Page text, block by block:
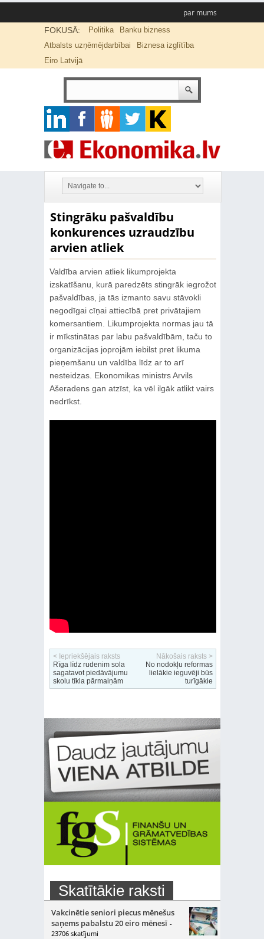
par mums
FOKUSĀ: Politika
Banku bizness
Atbalsts uzņēmējdarbībai
Biznesa izglītība
Eiro Latvijā
Stingrāku pašvaldību
konkurences uzraudzību
arvien atliek
Valdība arvien atliek likumprojekta
izskatīšanu, kurā paredzēts stingrāk iegrožot
pašvaldības, ja tās izmanto savu stāvokli
negodīgai cīņai attiecībā pret privātajiem
komersantiem. Likumprojekta normas jau tā
ir mīkstinātas par labu pašvaldībām, taču to
organizācijas joprojām iebilst pret likuma
pieņemšanu un valdība līdz ar to arī
nesteidzas. Ekonomikas ministrs Arvils
Ašeradens gan atzīst, ka vēl ilgāk atlikt vairs
nedrīkst.
< Iepriekšējais raksts
Rīga līdz rudenim sola
sagatavot piedāvājumu
skolu tīkla pārmaiņām
Nākošais raksts >
No nodokļu reformas
lielākie ieguvēji būs
turīgākie
Skatītākie raksti
Vakcinētie seniori piecus mēnešus
saņems pabalstu 20 eiro mēnesī -
23706 skatījumi